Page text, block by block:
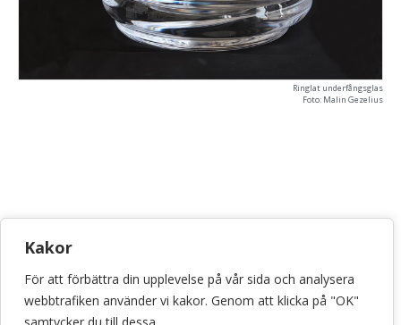
Kakor
För att förbättra din upplevelse på vår sida och analysera
webbtrafiken använder vi kakor. Genom att klicka på "OK"
Ringlat underfångsglas
Foto: Malin Gezelius
KONSTHANTVERKSCENTRUM
Bellmansgatan 5 • 118 20 Stockholm
info@konsthantverkscentrum.se
072-071 46 60